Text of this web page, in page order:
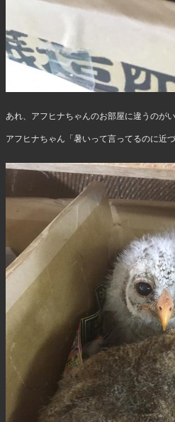
あれ、アフヒナちゃんのお部屋に違うの
アフヒナちゃん「暑いって言ってるのに近